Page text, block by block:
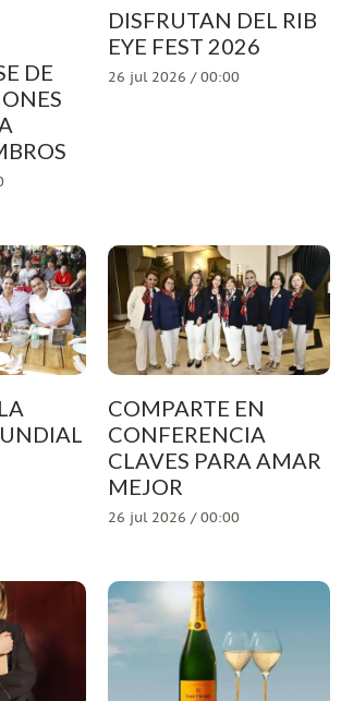
DE
DISFRUTAN DEL RIB
EYE FEST 2026
26 jul 2026 / 00:00
COMPARTE EN
CONFERENCIA
CLAVES PARA AMAR
MEJOR
26 jul 2026 / 00:00